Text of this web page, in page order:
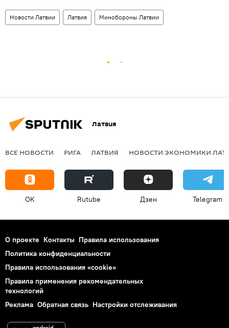
Новости Латвии Латвия Минобороны Латвии
Латвия
ВСЕ НОВОСТИ РИГА ЛАТВИЯ НОВОСТИ ЭКОНОМИКИ
OK Rutube Дзен Telegram
О проекте Контакты Правила использования
Политика конфиденциальности
Правила использования «cookie»
Правила применения рекомендательных
технологий
Реклама Обратная связь Настройки отслеживания